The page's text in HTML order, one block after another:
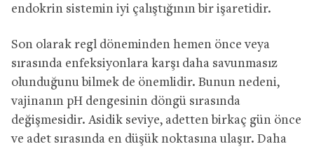
endokrin sistemin iyi çalıştığının bir işaretidir.
Son olarak regl döneminden hemen önce veya
sırasında enfeksiyonlara karşı daha savunmasız
olunduğunu bilmek de önemlidir. Bunun nedeni,
vajinanın pH dengesinin döngü sırasında
değişmesidir. Asidik seviye, adetten birkaç gün önce
ve adet sırasında en düşük noktasına ulaşır. Daha